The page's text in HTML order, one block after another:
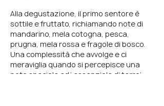
Alla degustazione, il primo sentore è
sottile e fruttato, richiamando note di
mandarino, mela cotogna, pesca,
prugna, mela rossa e fragole di bosco.
Una complessità che avvolge e ci
meraviglia quando si percepisce una
nota speciale ed ‘ essenziale di terra’.